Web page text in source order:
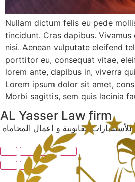
Nullam dictum felis eu pede
tincidunt. Cras dapibus. Vivamus
nisi. Aenean vulputate eleifend
porttitor eu, consequat vitae,
lorem ante, dapibus in, viverra
Lorem ipsum dolor sit amet,
Morbi sagittis, sem quis lacinia
AL Yasser Law firm
القانونية و اعمال المحاماه